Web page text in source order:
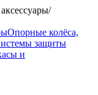
/
Опорные колёса,
защиты
и